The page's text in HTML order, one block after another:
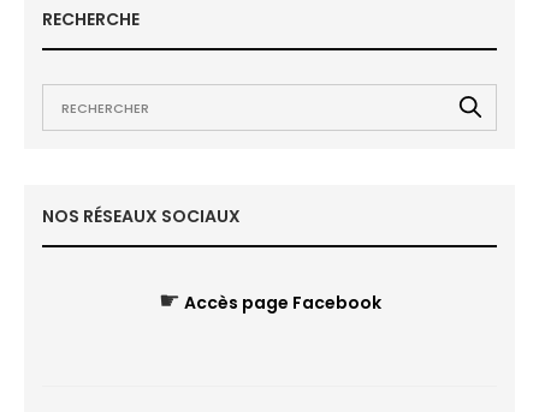
RECHERCHE
NOS RÉSEAUX SOCIAUX
☛ Accès page Facebook